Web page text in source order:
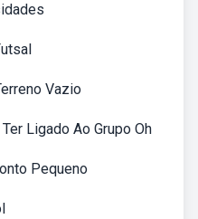
Vazio
Ligado Ao Grupo Oh
Pequeno